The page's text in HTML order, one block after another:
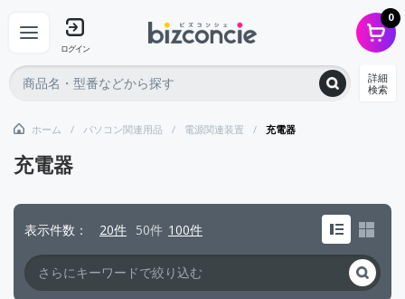
ログイン
0
詳細
検索
ホーム パソコン関連用品 電源関連装置 充電器
充電器
表示件数 20件 50件 100件